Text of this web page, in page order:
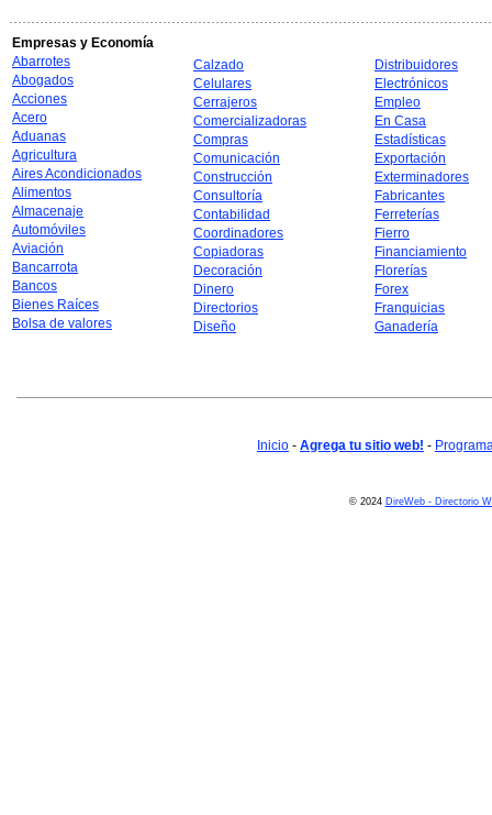
Empresas y Economía
Abarrotes
Abogados
Acciones
Acero
Aduanas
Agricultura
Aires Acondicionados
Alimentos
Almacenaje
Automóviles
Aviación
Bancarrota
Bancos
Bienes Raíces
Bolsa de valores
Calzado
Celulares
Cerrajeros
Comercializadoras
Compras
Comunicación
Construcción
Consultoría
Contabilidad
Coordinadores
Copiadoras
Decoración
Dinero
Directorios
Diseño
Distribuidores
Electrónicos
Empleo
En Casa
Estadísticas
Exportación
Exterminadores
Fabricantes
Ferreterías
Fierro
Financiamiento
Florerías
Forex
Franquicias
Ganadería
Inicio - Agrega tu sitio web! -
© 2024 DireWeb - Directorio